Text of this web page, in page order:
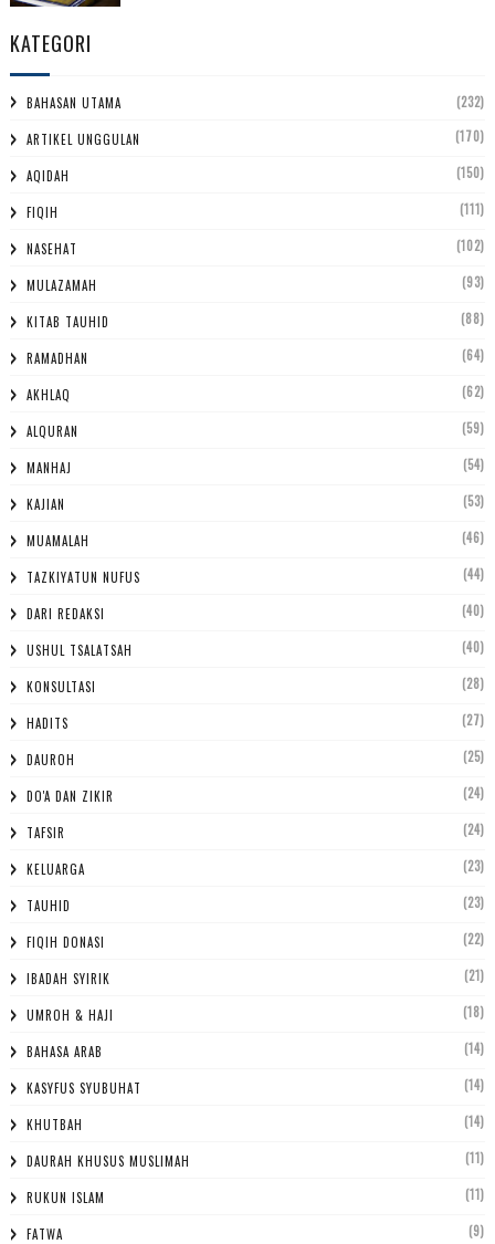
KATEGORI
BAHASAN UTAMA (232)
ARTIKEL UNGGULAN (170)
AQIDAH (150)
FIQIH (111)
NASEHAT (102)
MULAZAMAH (93)
KITAB TAUHID (88)
RAMADHAN (64)
AKHLAQ (62)
ALQURAN (59)
MANHAJ (54)
KAJIAN (53)
MUAMALAH (46)
TAZKIYATUN NUFUS (44)
DARI REDAKSI (40)
USHUL TSALATSAH (40)
KONSULTASI (28)
HADITS (27)
DAUROH (25)
DO'A DAN ZIKIR (24)
TAFSIR (24)
KELUARGA (23)
TAUHID (23)
FIQIH DONASI (22)
IBADAH SYIRIK (21)
UMROH & HAJI (18)
BAHASA ARAB (14)
KASYFUS SYUBUHAT (14)
KHUTBAH (14)
DAURAH KHUSUS MUSLIMAH (11)
RUKUN ISLAM (11)
FATWA (9)